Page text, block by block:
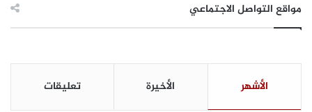
ل
و
ا
مواقع التواصل الاجتماعي
الأشهر الأخيرة تعليقات